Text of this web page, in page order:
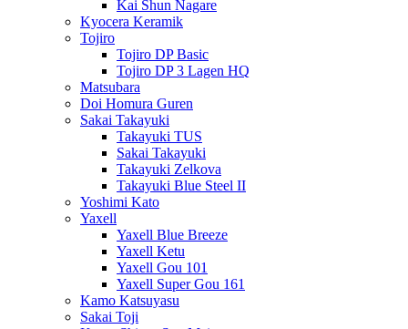
Kai Shun Nagare
Kyocera Keramik
Tojiro
Tojiro DP Basic
Tojiro DP 3 Lagen HQ
Matsubara
Doi Homura Guren
Sakai Takayuki
Takayuki TUS
Sakai Takayuki
Takayuki Zelkova
Takayuki Blue Steel II
Yoshimi Kato
Yaxell
Yaxell Blue Breeze
Yaxell Ketu
Yaxell Gou 101
Yaxell Super Gou 161
Kamo Katsuyasu
Sakai Toji